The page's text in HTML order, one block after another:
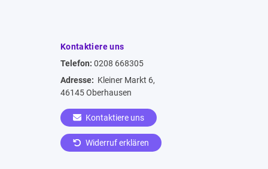
Kontaktiere uns
Telefon: 0208 668305
Adresse: Kleiner Markt 6,
46145 Oberhausen
Kontaktiere uns
Widerruf erklären